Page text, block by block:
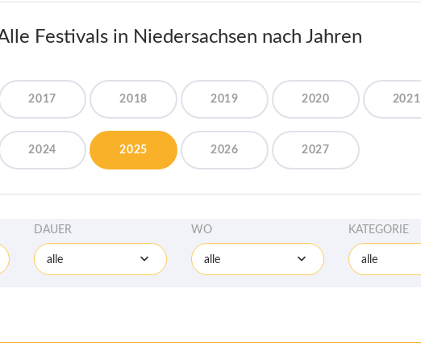
Festivals in Niedersachsen nach Jahren
2017 2018 2019 2020 2021
2024 2025 2026 2027
DAUER
alle
WO
alle
KATEGORIE
alle